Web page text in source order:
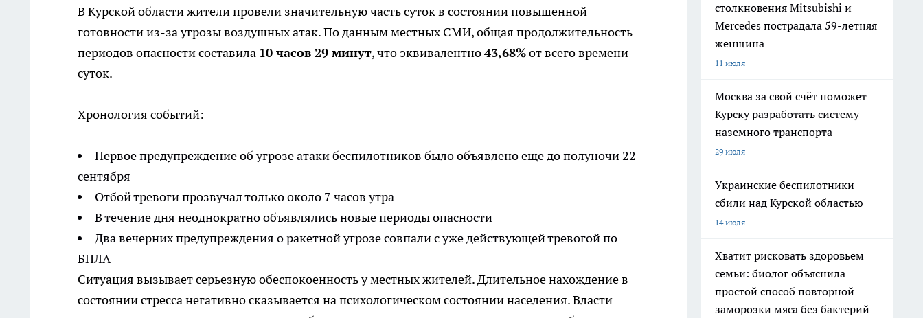
В Курской области жители провели значительную часть суток в состоянии повышенной
готовности из-за угрозы воздушных атак. По данным местных СМИ, общая продолжительность
периодов опасности составила 10 часов 29 минут, что эквивалентно43,68%от всего времени
суток.
Хронология событий:
Первое предупреждение об угрозе атаки беспилотников было объявлено еще до полуночи 22
сентября
Отбой тревоги прозвучал только около 7 часов утра
В течение дня неоднократно объявлялись новые периоды опасности
Два вечерних предупреждения о ракетной угрозе совпали с уже действующей тревогой по
БПЛА
Ситуация вызывает серьезную обеспокоенность у местных жителей. Длительное нахождение в
состоянии стресса негативно сказывается на психологическом состоянии населения. Власти
столкновения Mitsubishi и
Mercedes пострадала 59-летняя
женщина
11 июля
Москва за свой счёт поможет
Курску разработать систему
наземного транспорта
29 июля
Украинские беспилотники
сбили над Курской областью
14 июля
Хватит рисковать здоровьем
семьи: биолог объяснила
простой способ повторной
заморозки мяса без бактерий